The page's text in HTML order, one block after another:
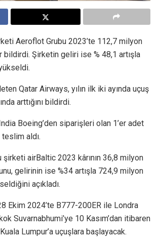
Aeroflot Grubu 2023’te 112,7 milyon
bildirdi. Şirketin geliri ise % 48,1 artışla
Qatar Airways, yılın ilk iki ayında uçuş
arttığını bildirdi.
Boeing’den siparişleri olan 1’er adet
teslim aldı.
airBaltic 2023 kârının 36,8 milyon
gelirinin ise %34 artışla 724,9 milyon
açıkladı.
Ekim 2024’te B777-200ER ile Londra
Suvarnabhumi’ye 10 Kasım’dan itibaren
Lumpur’a uçuşlara başlayacak.